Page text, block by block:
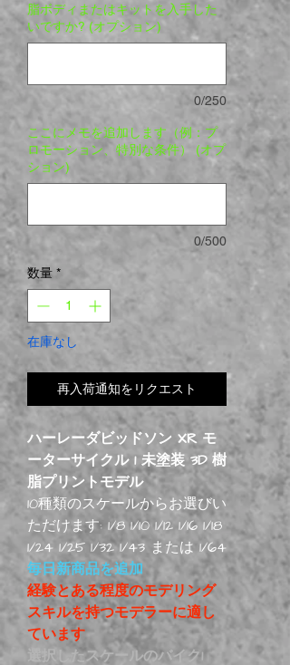
脂ボディまたはキットを入手した
いですか? (オプション)
0/250
ここにメモを追加します（例：プ
ロモーション、特別な条件） (オプ
ション)
0/500
数量 *
在庫なし
再入荷通知をリクエスト
ハーレーダビッドソン XR モ
ーターサイクル 1 未塗装 3D 樹
脂プリントモデル
10種類のスケールからお選びい
ただけます: 1/8 1/10 1/12 1/16 1/18
1/24 1/25 1/32 1/43 または 1/64
毎日新商品を追加
経験とある程度のモデリング
スキルを持つモデラーに適し
ています
選択したスケールのバイク1